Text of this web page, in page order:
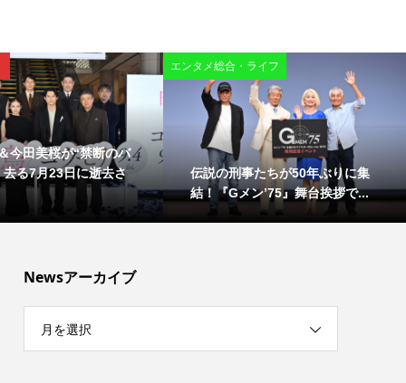
今田美桜が“禁断のバ
去る7月23日に逝去さ
エンタメ総合・ライフ
伝説の刑事たちが50年ぶりに集
結！『Gメン’75』舞台挨拶で...
Newsアーカイブ
月を選択